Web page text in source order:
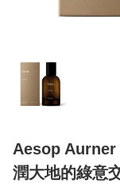
Aesop
潤大地的綠意